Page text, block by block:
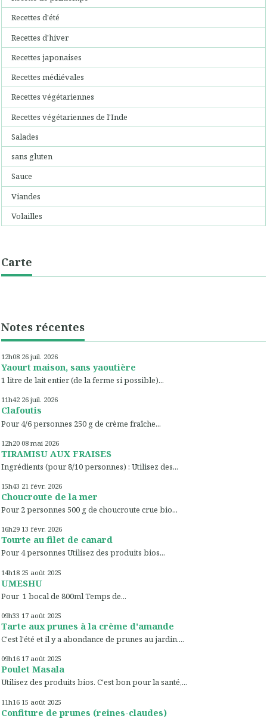
Recettes d'été
Recettes d'hiver
Recettes japonaises
Recettes médiévales
Recettes végétariennes
Recettes végétariennes de l'Inde
Salades
sans gluten
Sauce
Viandes
Volailles
Carte
Notes récentes
12h08 26 juil. 2026
Yaourt maison, sans yaoutière
1 litre de lait entier (de la ferme si possible)...
11h42 26 juil. 2026
Clafoutis
Pour 4/6 personnes 250 g de crème fraîche...
12h20 08 mai 2026
TIRAMISU AUX FRAISES
Ingrédients (pour 8/10 personnes) : Utilisez des...
15h43 21 févr. 2026
Choucroute de la mer
Pour 2 personnes 500 g de choucroute crue bio...
16h29 13 févr. 2026
Tourte au filet de canard
Pour 4 personnes Utilisez des produits bios...
14h18 25 août 2025
UMESHU
Pour 1 bocal de 800ml Temps de...
09h33 17 août 2025
Tarte aux prunes à la crème d'amande
C'est l'été et il y a abondance de prunes au jardin....
09h16 17 août 2025
Poulet Masala
Utilisez des produits bios. C'est bon pour la santé,...
11h16 15 août 2025
Confiture de prunes (reines-claudes)